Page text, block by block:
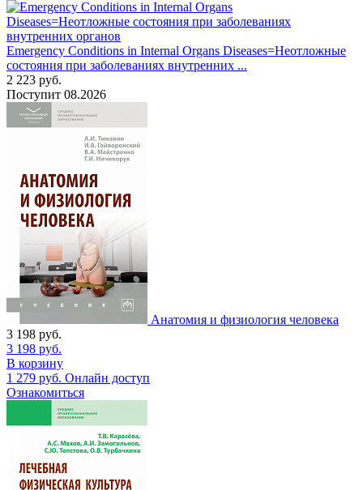
Emergency Conditions in Internal Organs Diseases=Неотложные
состояния при заболеваниях внутренних ...
2 223 руб.
Поступит 08.2026
Анатомия и физиология человека
3 198 руб.
3 198 руб.
В корзину
1 279 руб. Онлайн доступ
Ознакомиться